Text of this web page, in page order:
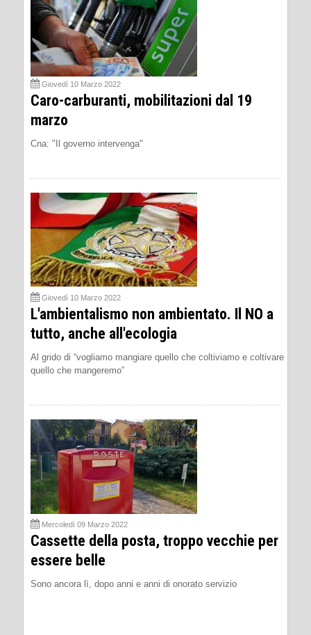
Giovedì 10 Marzo 2022
Caro-carburanti, mobilitazioni dal 19
marzo
Cna: "Il governo intervenga"
Giovedì 10 Marzo 2022
L'ambientalismo non ambientato. Il NO a
tutto, anche all'ecologia
Al grido di “vogliamo mangiare quello che coltiviamo e coltivare
quello che mangeremo”
Mercoledì 09 Marzo 2022
Cassette della posta, troppo vecchie per
essere belle
Sono ancora lì, dopo anni e anni di onorato servizio